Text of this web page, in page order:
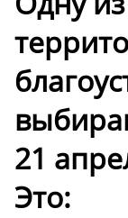
21
Это: